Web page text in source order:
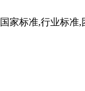
国家标准,行业标准